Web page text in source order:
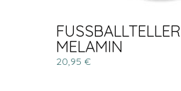
MELAMIN
20,95 €